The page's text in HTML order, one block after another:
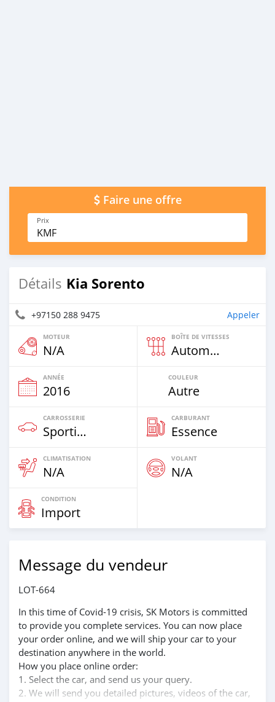
Faire une offre
Prix
KMF
Détails Kia Sorento
+97150 288 9475 Appeler
MOTEUR
N/A
BOÎTE DE VITESSES
Automatique
ANNÉE
2016
COULEUR
Autre
CARROSSERIE
Sportive‒Coupé
CARBURANT
Essence
CLIMATISATION
N/A
VOLANT
N/A
CONDITION
Import
Message du vendeur
LOT-664
In this time of Covid-19 crisis, SK Motors is committed
to provide you complete services. You can now place
your order online, and we will ship your car to your
destination anywhere in the world.
How you place online order:
1. Select the car, and send us your query.
2. We will send you detailed pictures, videos of the car,